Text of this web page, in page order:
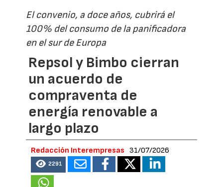
El convenio, a doce años, cubrirá el
100% del consumo de la panificadora
en el sur de Europa
Repsol y Bimbo cierran
un acuerdo de
compraventa de
energía renovable a
largo plazo
Redacción Interempresas 31/07/2026
2291